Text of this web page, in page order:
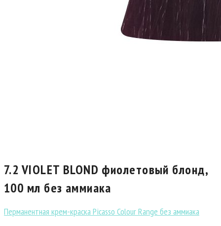
7.2 VIOLET BLOND фиолетовый блонд,
100 мл без аммиака
Перманентная крем-краска Picasso Colour Range без аммиака